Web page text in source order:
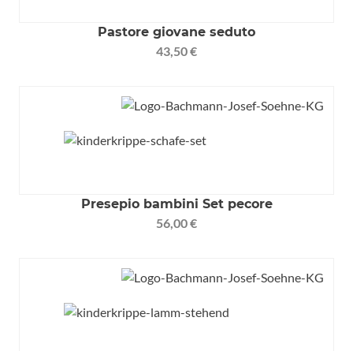
Pastore giovane seduto
43,50 €
Presepio bambini Set pecore
56,00 €